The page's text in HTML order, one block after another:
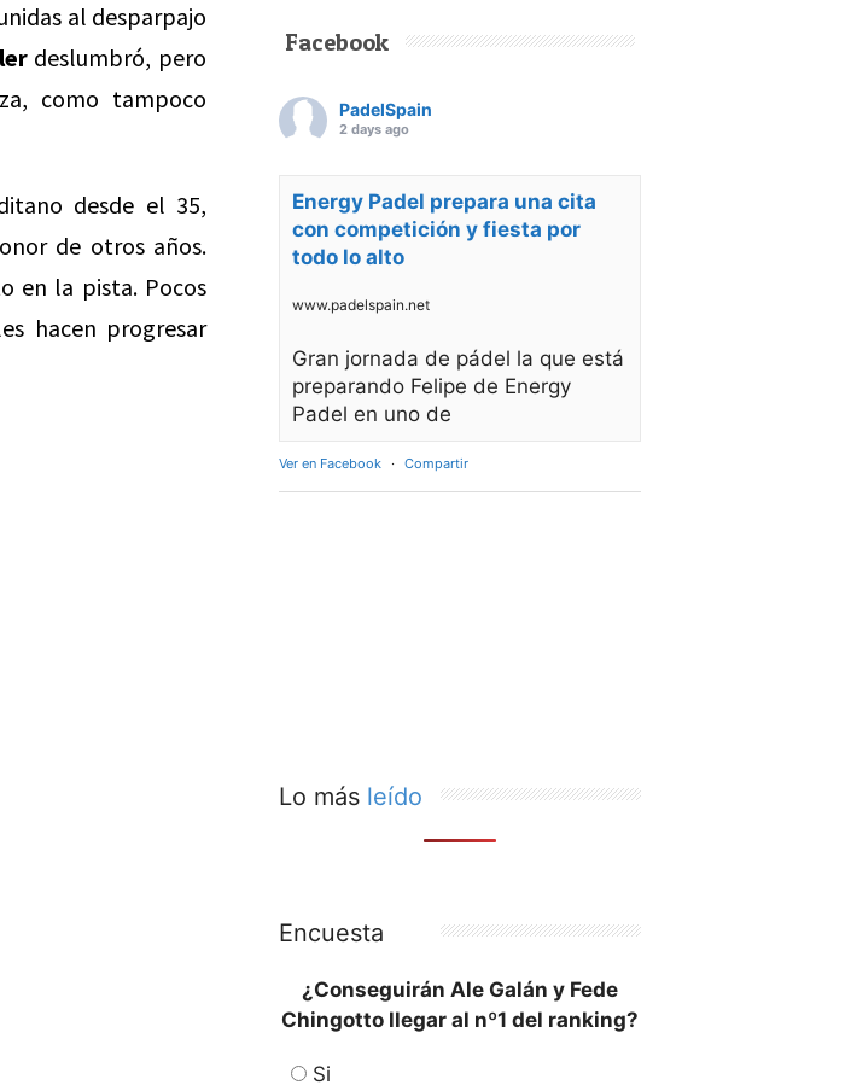
al desparpajo
deslumbró, pero
como tampoco
desde el 35,
de otros años.
en la pista. Pocos
hacen progresar
Facebook
PadelSpain
2 days ago
Energy Padel prepara una cita
con competición y fiesta por
todo lo alto
www.padelspain.net
Gran jornada de pádel la que está
preparando Felipe de Energy
Padel en uno de
Ver en Facebook · Compartir
Lo más leído
Encuesta
¿Conseguirán Ale Galán y Fede
Chingotto llegar al nº1 del ranking?
Si